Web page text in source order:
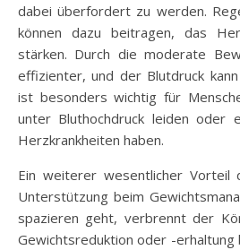
dabei überfordert zu werden.
können dazu beitragen, das
stärken. Durch die moderate
effizienter, und der Blutdruck
ist besonders wichtig für
unter Bluthochdruck leiden oder
Herzkrankheiten haben.
Ein weiterer wesentlicher Vorteil
Unterstützung beim
spazieren geht, verbrennt der
Gewichtsreduktion oder -erhaltung